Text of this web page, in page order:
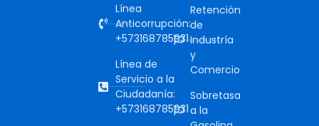
Línea
Anticorrupción:
+573168785931
Línea de
Servicio a la
Ciudadanía:
+573168785931
Retención
de
Industría
y
Comercio
Sobretasa
a la